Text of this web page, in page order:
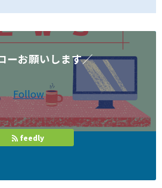
ーお願いします／
Follow
feedly